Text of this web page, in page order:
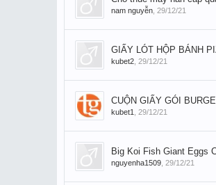
nam nguyễn 29/12/21
GIẤY LÓT HỘP BÁNH
kubet2 29/12/21
CUỘN GIẤY GÓI
kubet1 29/12/21
Big Koi Fish Giant Eggs
nguyenha1509 29/12/21